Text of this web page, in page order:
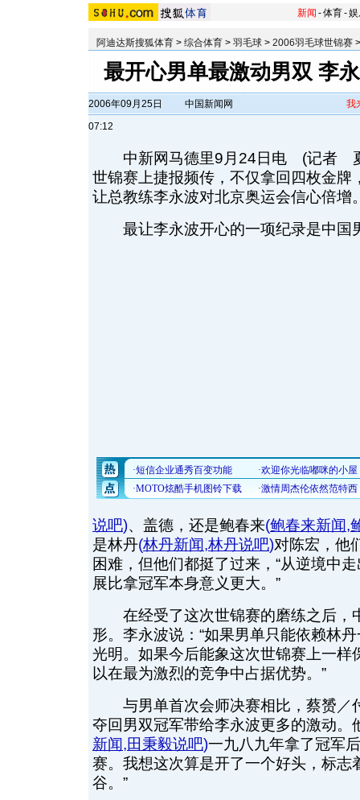
新闻 -体育-
阿迪达斯搜狐体育 > 综合体育 > 羽毛球 > 2006羽毛球世锦赛
最开心男单最激动男双 李
2006年09月25日
07:12
中国新闻网 我
中新网马德里9月24日电 (记者 夏
世锦赛上捷报频传，不仅拿回四枚金牌
让总教练李永波对北京奥运会信心倍增
最让李永波开心的一项纪录是中国
说吧)、盖德，还是鲍春来(鲍春来新闻,
是林丹(林丹新闻,林丹说吧)对陈宏，他
困难，但他们都挺了过来，“从逆境中
展比拿冠军本身意义更大。”
在经受了这次世锦赛的磨练之后，
形。李永波说：“如果男单只能依赖林
光明。如果今后能象这次世锦赛上一样
以在最为激烈的竞争中占据优势。”
与男单首次会师决赛相比，蔡赟／
夺回男双冠军带给李永波更多的激动。
新闻,田秉毅说吧)一九八九年拿了冠军
赛。我想这次算是开了一个好头，标志
谷。”